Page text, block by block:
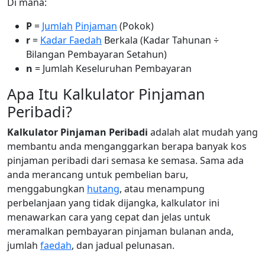
Di mana:
P= Jumlah Pinjaman (Pokok)
r= Kadar Faedah Berkala (Kadar Tahunan ÷
Bilangan Pembayaran Setahun)
n = Jumlah Keseluruhan Pembayaran
Apa Itu Kalkulator Pinjaman
Peribadi?
Kalkulator Pinjaman Peribadi adalah alat mudah yang
membantu anda menganggarkan berapa banyak kos
pinjaman peribadi dari semasa ke semasa. Sama ada
anda merancang untuk pembelian baru,
menggabungkan hutang, atau menampung
perbelanjaan yang tidak dijangka, kalkulator ini
menawarkan cara yang cepat dan jelas untuk
meramalkan pembayaran pinjaman bulanan anda,
jumlah faedah, dan jadual pelunasan.